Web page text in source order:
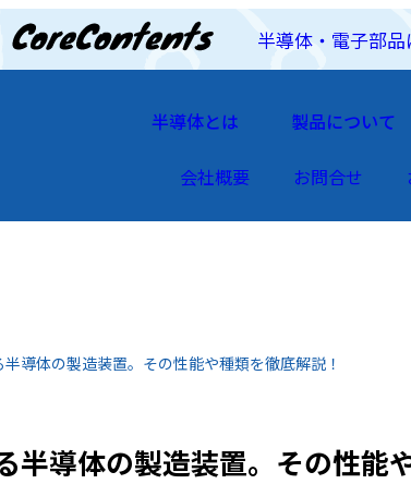
半導体・電子部
半導体とは 製品について
会社概要 お問合せ
導体の製造装置。その性能や種類を徹底解説！
半導体の製造装置。その性能